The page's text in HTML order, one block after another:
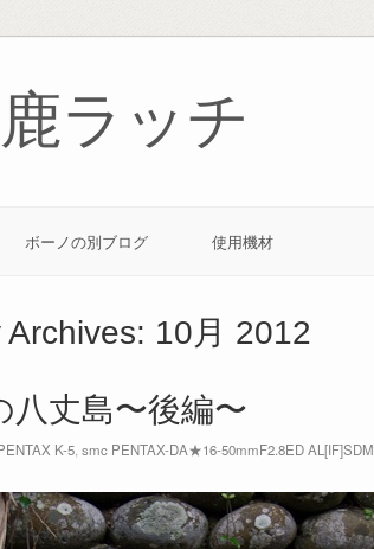
ラッチ
ボーノの別ブログ 使用機材
Archives: 10月 2012
八丈島〜後編〜
K-5, smc PENTAX-DA★16-50mmF2.8ED AL[IF]SDM